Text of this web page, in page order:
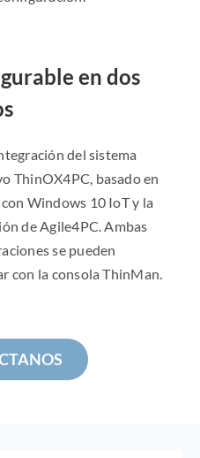
en dos
del sistema
ThinOX4PC, basado en
Windows 10 IoT y la
de Agile4PC. Ambas
se pueden
con la consola ThinMan.